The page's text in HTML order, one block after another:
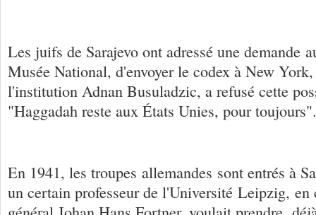
Les juifs de Sarajevo ont adressé une demande
Musée National, d'envoyer le codex à New
l'institution Adnan Busuladzic, a refusé cette
"Haggadah reste aux États Unies, pour toujours".
En 1941, les troupes allemandes sont entrés à
un certain professeur de l'Université Leipzig, en